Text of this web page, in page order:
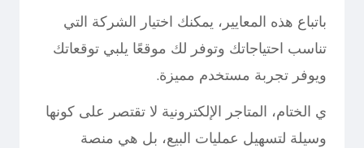
باتباع هذه المعايير، يمكنك اختيار الشركة التي
تناسب احتياجاتك وتوفر لك موقعًا يلبي توقعاتك
ويوفر تجربة مستخدم مميزة.
ي الختام، المتاجر الإلكترونية لا تقتصر على كونها
وسيلة لتسهيل عمليات البيع، بل هي منصة